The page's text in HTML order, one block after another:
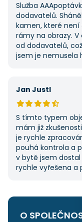
Služba
dodavatelů.
kamen, které není
rámy na obrazy.
od dodavatelů,
jsem je nemusela
Jan Justl
S tímto typem
mám již
je rychle
pouhá kontrola a
v bytě jsem dostal
rychle vyřešena a
po všech
O